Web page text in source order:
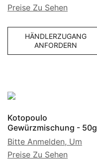
Preise Zu Sehen
HÄNDLERZUGANG
ANFORDERN
Kotopoulo
Gewürzmischung - 50g
Bitte Anmelden, Um
Preise Zu Sehen